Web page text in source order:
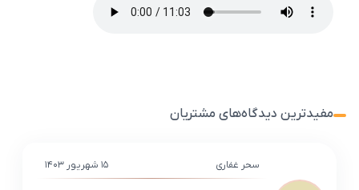
مفیدترین دیدگاه‌های مشتریان
سحر غفاری ۱۵ شهریور ۱۴۰۳